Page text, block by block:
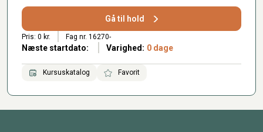
Gå til hold
Pris: 0 kr. Fag nr. 16270-
Næste startdato: Varighed: 0 dage
Kursuskatalog Favorit